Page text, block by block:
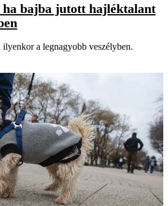
ha bajba jutott hajléktalant
a legnagyobb veszélyben.